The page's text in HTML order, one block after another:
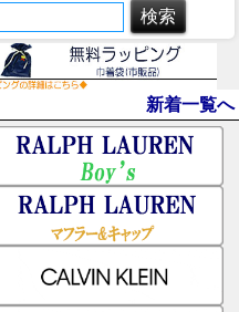
新着一覧へ